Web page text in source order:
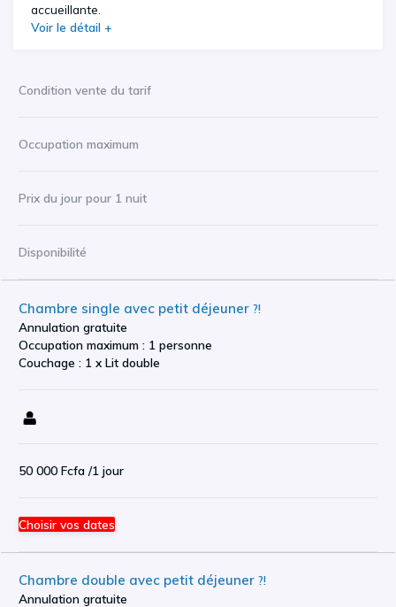
accueillante.
Voir le détail +
Condition vente du tarif
Occupation maximum
Prix du jour pour 1 nuit
Disponibilité
Chambre single avec petit déjeuner ?!
Annulation gratuite
Occupation maximum : 1 personne
Couchage : 1 x Lit double
50 000 Fcfa /1 jour
Choisir vos dates
Chambre double avec petit déjeuner ?!
Annulation gratuite